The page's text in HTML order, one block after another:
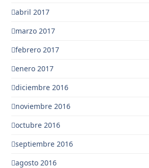
abril 2017
marzo 2017
febrero 2017
enero 2017
diciembre 2016
noviembre 2016
octubre 2016
septiembre 2016
agosto 2016